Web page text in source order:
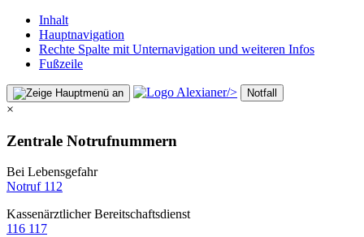
Inhalt
Hauptnavigation
Rechte Spalte mit Unternavigation und weiteren Infos
Fußzeile
/> Notfall
×
Zentrale Notrufnummern
Bei Lebensgefahr
Notruf 112
Kassenärztlicher Bereitschaftsdienst
116 117